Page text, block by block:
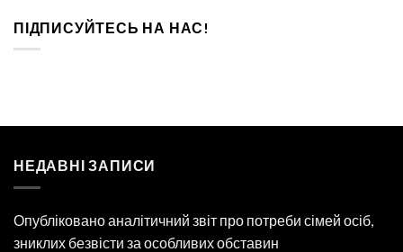
ПІДПИСУЙТЕСЬ НА НАС!
НЕДАВНІ ЗАПИСИ
Опубліковано аналітичний звіт про потреби сімей осіб,
зниклих безвісти за особливих обставин